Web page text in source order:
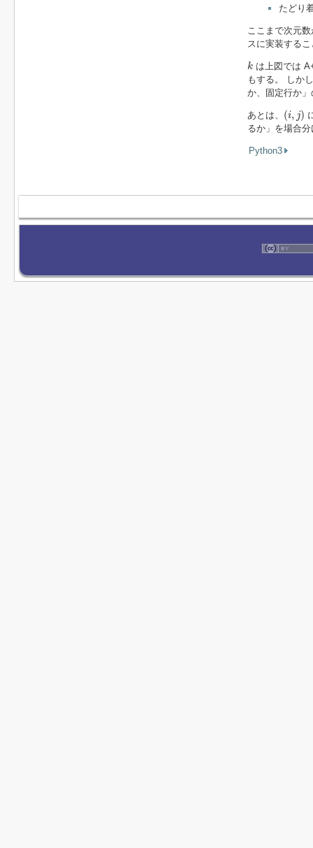
たどり
ここまで次元
スに実装する
k
kは上図では
もする。 しか
か、固定行か
あとは、 (i, j)
( ,
るか」を場合
Python3